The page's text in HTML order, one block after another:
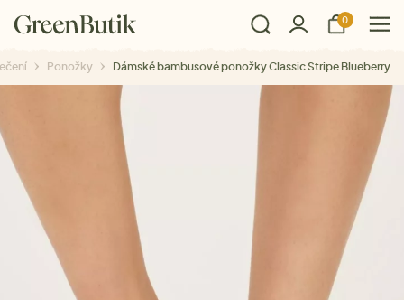
0
Ponožky Dámské bambusové ponožky Classic Stripe Blueberry